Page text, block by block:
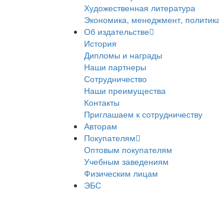
Художественная литература
Экономика, менеджмент,
Об издательстве
История
Дипломы и награды
Наши партнеры
Сотрудничество
Наши преимущества
Контакты
Приглашаем к сотрудничеству
Авторам
Покупателям
Оптовым покупателям
Учебным заведениям
Физическим лицам
ЭБС